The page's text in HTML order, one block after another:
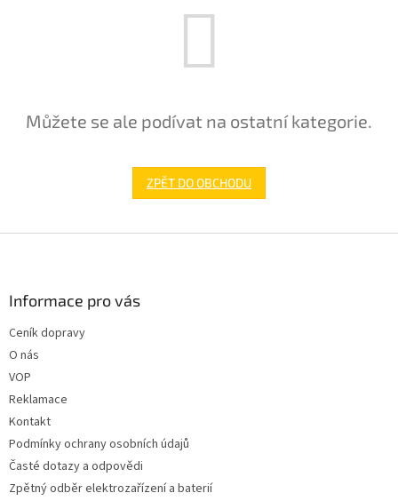
Můžete se ale podívat na ostatní kategorie.
ZPĚT DO OBCHODU
Informace pro vás
Ceník dopravy
O nás
VOP
Reklamace
Kontakt
Podmínky ochrany osobních údajů
Časté dotazy a odpovědi
Zpětný odběr elektrozařízení a baterií